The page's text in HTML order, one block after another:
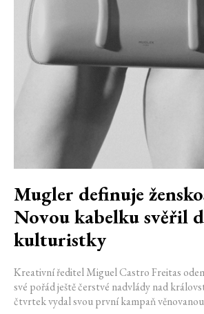
Mugler definuje
Novou kabelku svěřil
kulturistky
Kreativní ředitel Miguel Castro Freitas
své pořád ještě čerstvé nadvlády nad
čtvrtek vydal svou první kampaň